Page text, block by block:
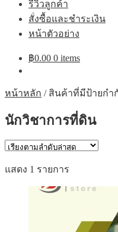
รีวิวลูกค้า
สั่งซื้อและชำระเงิน
หน้าตัวอย่าง
฿0.00 0 items
หน้าหลัก / สินค้าที่มีป้ายกำ
นักวิชาการที่ดิน
แสดง 1 รายการ